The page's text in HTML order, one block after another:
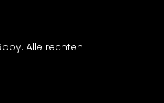
Alle rechten